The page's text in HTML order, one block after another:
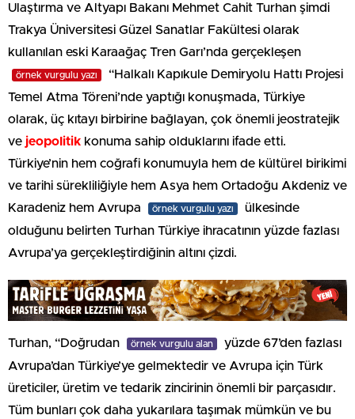
Ulaştırma ve Altyapı Bakanı Mehmet Cahit Turhan şimdi
Trakya Üniversitesi Güzel Sanatlar Fakültesi olarak
kullanılan eski Karaağaç Tren Garı’nda gerçekleşen
örnek vurgulu yazı
“Halkalı Kapıkule Demiryolu Hattı Projesi
Temel Atma Töreni’nde yaptığı konuşmada, Türkiye
olarak, üç kıtayı birbirine bağlayan, çok önemli jeostratejik
ve jeopolitik konuma sahip olduklarını ifade etti.
Türkiye’nin hem coğrafi konumuyla hem de kültürel birikimi
ve tarihi sürekliliğiyle hem Asya hem Ortadoğu Akdeniz ve
Karadeniz hem Avrupa
örnek vurgulu yazı
ülkesinde
olduğunu belirten Turhan Türkiye ihracatının yüzde fazlası
Avrupa’ya gerçekleştirdiğinin altını çizdi.
Turhan, “Doğrudan örnek vurgulu alan
yüzde 67’den fazlası
Avrupa’dan Türkiye’ye gelmektedir ve Avrupa için Türk
üreticiler, üretim ve tedarik zincirinin önemli bir parçasıdır.
Tüm bunları çok daha yukarılara taşımak mümkün ve bu